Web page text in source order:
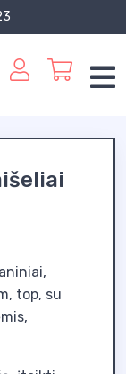
top, su